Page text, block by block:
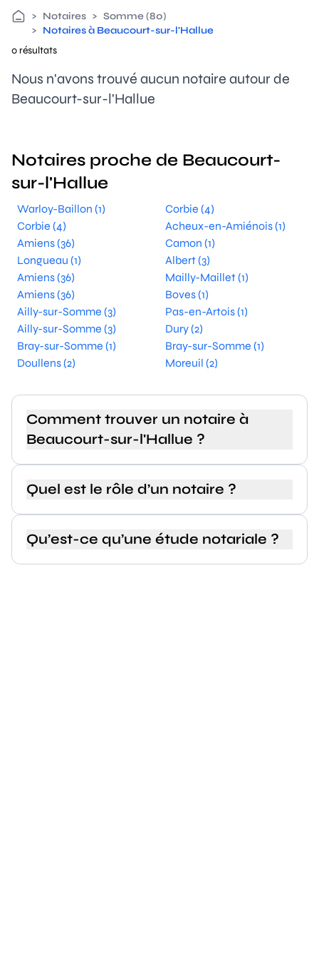
> Notaires > Somme (80)
> Notaires à Beaucourt-sur-l'Hallue
0 résultats
Nous n'avons trouvé aucun notaire autour de
Beaucourt-sur-l'Hallue
Notaires proche de Beaucourt-
sur-l'Hallue
Warloy-Baillon (1)
Corbie (4)
Corbie (4)
Acheux-en-Amiénois (1)
Amiens (36)
Camon (1)
Longueau (1)
Albert (3)
Amiens (36)
Mailly-Maillet (1)
Amiens (36)
Boves (1)
Ailly-sur-Somme (3)
Pas-en-Artois (1)
Ailly-sur-Somme (3)
Dury (2)
Bray-sur-Somme (1)
Bray-sur-Somme (1)
Doullens (2)
Moreuil (2)
Comment trouver un notaire à
Beaucourt-sur-l'Hallue ?
Quel est le rôle d’un notaire ?
Qu’est-ce qu’une étude notariale ?